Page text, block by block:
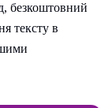
безкоштовний
тексту в